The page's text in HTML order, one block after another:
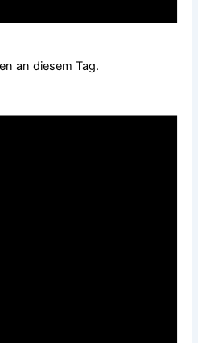
an diesem Tag.